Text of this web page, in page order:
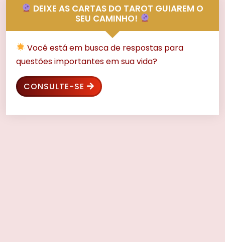
DEIXE AS CARTAS DO TAROT GUIAREM O
SEU CAMINHO!
Você está em busca de respostas para
questões importantes em sua vida?
CONSULTE-SE